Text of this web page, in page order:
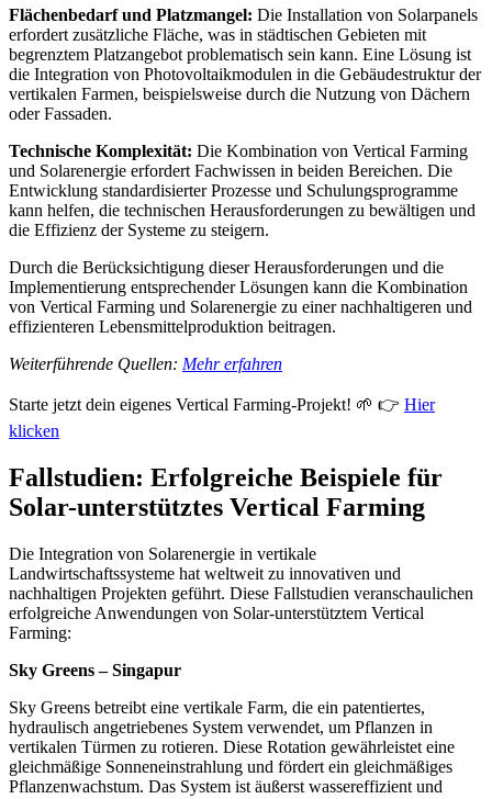
Flächenbedarf und Platzmangel: Die Installation von Solarpanels
erfordert zusätzliche Fläche, was in städtischen Gebieten mit
begrenztem Platzangebot problematisch sein kann. Eine Lösung ist
die Integration von Photovoltaikmodulen in die Gebäudestruktur der
vertikalen Farmen, beispielsweise durch die Nutzung von Dächern
oder Fassaden.
Technische Komplexität: Die Kombination von Vertical Farming
und Solarenergie erfordert Fachwissen in beiden Bereichen. Die
Entwicklung standardisierter Prozesse und Schulungsprogramme
kann helfen, die technischen Herausforderungen zu bewältigen und
die Effizienz der Systeme zu steigern.
Durch die Berücksichtigung dieser Herausforderungen und die
Implementierung entsprechender Lösungen kann die Kombination
von Vertical Farming und Solarenergie zu einer nachhaltigeren und
effizienteren Lebensmittelproduktion beitragen.
Weiterführende Quellen: Mehr erfahren
Starte jetzt dein eigenes Vertical Farming-Projekt! 🌱 👉 Hier
klicken
Fallstudien: Erfolgreiche Beispiele für
Solar-unterstütztes Vertical Farming
Die Integration von Solarenergie in vertikale
Landwirtschaftssysteme hat weltweit zu innovativen und
nachhaltigen Projekten geführt. Diese Fallstudien veranschaulichen
erfolgreiche Anwendungen von Solar-unterstütztem Vertical
Farming:
Sky Greens – Singapur
Sky Greens betreibt eine vertikale Farm, die ein patentiertes,
hydraulisch angetriebenes System verwendet, um Pflanzen in
vertikalen Türmen zu rotieren. Diese Rotation gewährleistet eine
gleichmäßige Sonneneinstrahlung und fördert ein gleichmäßiges
Pflanzenwachstum. Das System ist äußerst wassereffizient und